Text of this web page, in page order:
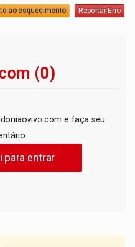
ao esquecimento Reportar Erro
(0)
e faça seu
para entrar